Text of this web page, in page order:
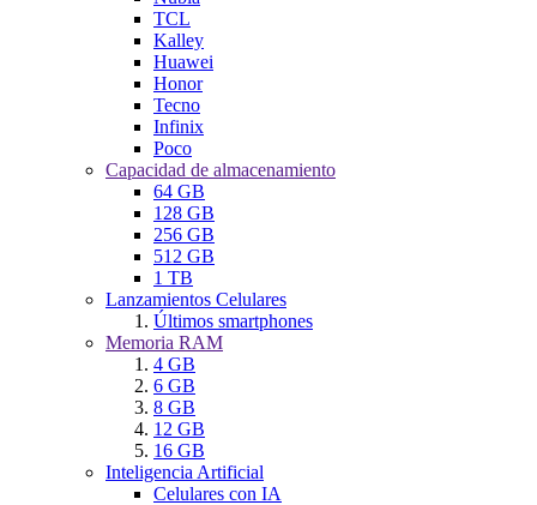
TCL
Kalley
Huawei
Honor
Tecno
Infinix
Poco
Capacidad de almacenamiento
64 GB
128 GB
256 GB
512 GB
1 TB
Lanzamientos Celulares
Últimos smartphones
Memoria RAM
4 GB
6 GB
8 GB
12 GB
16 GB
Inteligencia Artificial
Celulares con IA